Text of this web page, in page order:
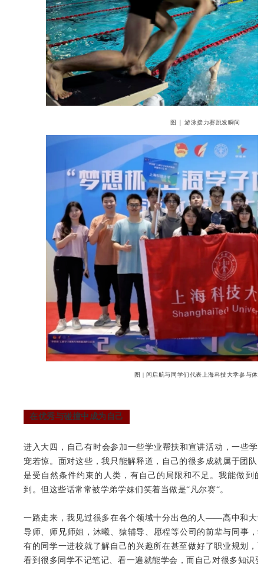
图 | 游泳接力赛跳发瞬间
图 | 闫启航与同学们代表上海科技大学参与体
在优秀与碰撞中成为自己
进入大四，自己有时会参加一些学业帮扶和宣讲活动，一些学
宠若惊。面对这些，我只能解释道，自己的很多成就属于团队
是受自然条件约束的人类，有自己的局限和不足。我能做到
到。但这些话常常被学弟学妹们笑着当做是“凡尔赛“。
一路走来，我见过很多在各个领域十分出色的人——高中和大
导师、师兄师姐，沐曦、猿辅导、愿程等公司的前辈与同事，
有的同学一进校就了解自己的兴趣所在甚至做好了职业规划，
看到很多同学不记笔记、看一遍就能学会，而自己对很多知识